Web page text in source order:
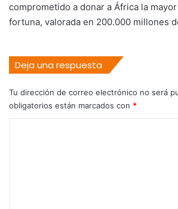
comprometido a donar a África la
fortuna, valorada en 200.000 millones
Deja una respuesta
Tu dirección de correo electrónico no será
obligatorios están marcados con *